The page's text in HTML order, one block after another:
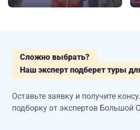
Сложно выбрать?
Наш эксперт подберет туры
Оставьте заявку и получите
подборку от экспертов Большой